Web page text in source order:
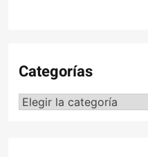
Categorías
Categorías